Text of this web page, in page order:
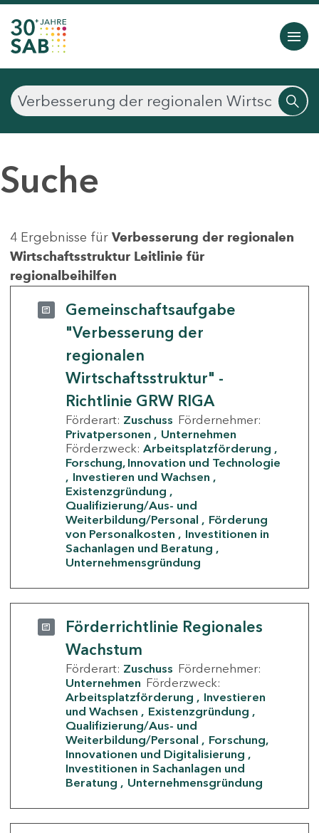
Suche
4 Ergebnisse für Verbesserung der regionalen
Wirtschaftsstruktur Leitlinie für
regionalbeihilfen
Gemeinschaftsaufgabe
"Verbesserung der
regionalen
Wirtschaftsstruktur" -
Richtlinie GRW RIGA
Förderart: Zuschuss Fördernehmer:
Privatpersonen
Unternehmen
Förderzweck: Arbeitsplatzförderung
Forschung, Innovation und Technologie
Investieren und Wachsen
Existenzgründung
Qualifizierung/Aus- und
Weiterbildung/Personal
Förderung
von Personalkosten
Investitionen in
Sachanlagen und Beratung
Unternehmensgründung
Förderrichtlinie Regionales
Wachstum
Förderart: Zuschuss Fördernehmer:
Unternehmen Förderzweck:
Arbeitsplatzförderung
Investieren
und Wachsen
Existenzgründung
Qualifizierung/Aus- und
Weiterbildung/Personal
Forschung,
Innovationen und Digitalisierung
Investitionen in Sachanlagen und
Beratung
Unternehmensgründung